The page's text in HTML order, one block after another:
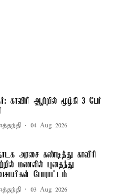
காவிரி ஆற்றில் மூழ்கி 3 பேர்
04 Aug 2026
அரசை கண்டித்து காவிரி
மணலில் புதைந்து
போராட்டம்
03 Aug 2026